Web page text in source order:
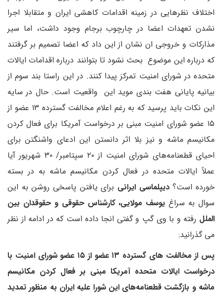
اختلاف نظرهایی در زمینه اقدامات کاهشی ایران و متقابلا اجرا
نشدن تعهدات اعضا در چارچوب برجام وجود داشت، اما سیر
مذارکات و خروجی ان نشان از این داد که اعضا تصمیم بر گرفتند
که درباره این موضوع بحث نشود تا بتوانند درباره اقدامات ایالات
متحده در شورای امنیت تمرکز پیدا کنند. در این راستا بند سوم از
بیانیه پایانی هفت بندی موید این واقعیت است. حال در سایه
این نکات باید پرسید که به رغم اعلام مخالفت گسترده ۱۳ عضو از
۱۵ عضو شورای امنیت مبنی بر درخواست آمریکا برای فعال کردن
مکانیسم ماشه و نیز بلا اثر دانستن این ادعای واشنگتن برای
احیای قطعنامه‌های شورای امنیت از ۲۰ سپتامبر/ ۳۰ شهریور آیا
عملاً ایالات متحده در فعال کردن مکانیسم ماشه به در بسته
خورده است؟دیپلماسی ایرانی برای یافتن پاسخی روشن به این
سوال به سراغ یوسف مولایی، کارشناس حقوقی و حقوقدان بین
الملل رفته و با وی گپ و گفتی انجا داده است که در ادامه از نظر
می گذرانید:
پس از مخالفت های گسترده ۱۳ عضو از ۱۵ عضو شورای امنیت با
درخواست ایالات متحده آمریکا مبنی بر فعال کردن مکانیسم
ماشه و بازگشت قطعنامه‌های این شورا علیه ایران به منظور تمدید